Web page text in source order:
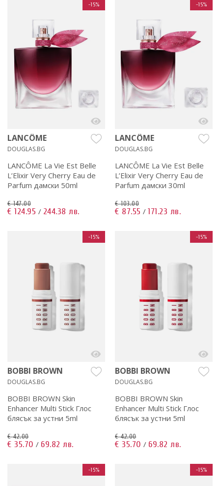
-15%
LANCÔME
DOUGLAS.BG
LANCÔME La Vie Est Belle
L’Elixir Very Cherry Eau de
Parfum дамски 50ml
€ 147.00
€ 124.95 / 244.38 лв.
-15%
LANCÔME
DOUGLAS.BG
LANCÔME La Vie Est Belle
L’Elixir Very Cherry Eau de
Parfum дамски 30ml
€ 103.00
€ 87.55 / 171.23 лв.
-15%
BOBBI BROWN
DOUGLAS.BG
BOBBI BROWN Skin
Enhancer Multi Stick Глос
блясък за устни 5ml
€ 42.00
€ 35.70 / 69.82 лв.
-15%
BOBBI BROWN
DOUGLAS.BG
BOBBI BROWN Skin
Enhancer Multi Stick Глос
блясък за устни 5ml
€ 42.00
€ 35.70 / 69.82 лв.
-15% -15%